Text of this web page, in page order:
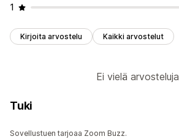
1
Kirjoita arvostelu Kaikki arvostelut
Ei vielä arvosteluja
Tuki
Sovellustuen tarjoaa Zoom Buzz.